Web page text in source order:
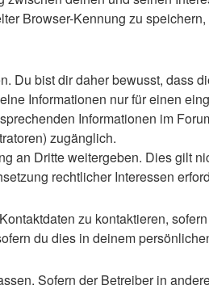
Browser-Kennung zu
bist dir daher bewusst, dass
Informationen nur für einen
Informationen im
zugänglich.
an Dritte weitergeben. Dies gilt
rechtlicher Interessen
zu kontaktieren,
du dies in deinem
Sofern der Betreiber in